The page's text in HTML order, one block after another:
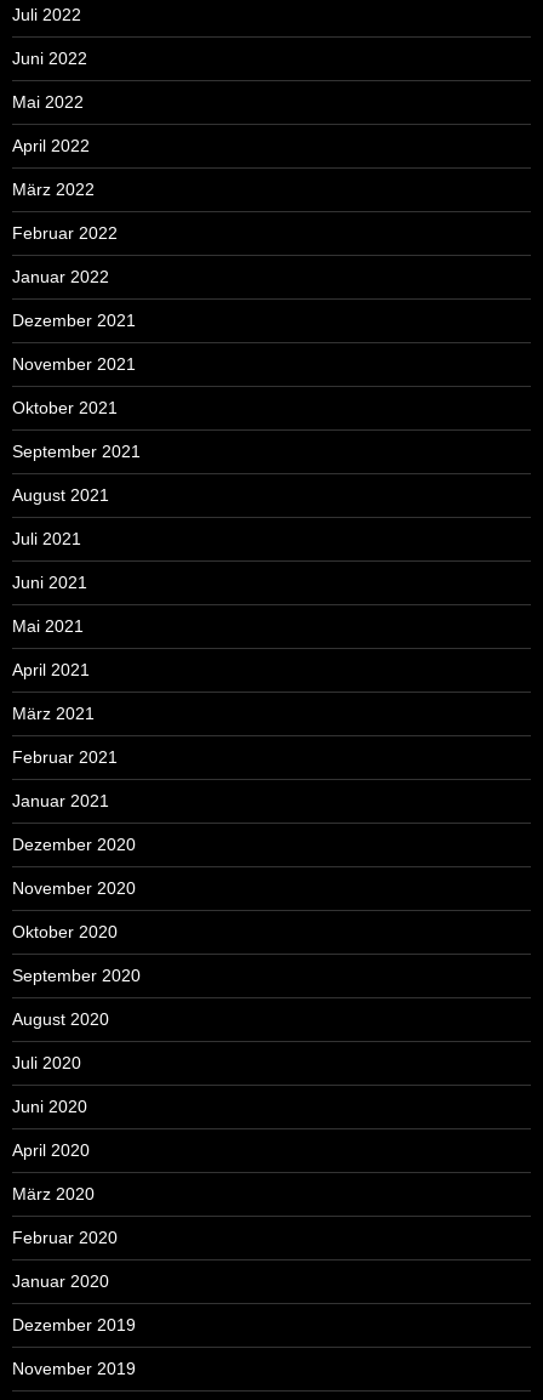
Juli 2022
Juni 2022
Mai 2022
April 2022
März 2022
Februar 2022
Januar 2022
Dezember 2021
November 2021
Oktober 2021
September 2021
August 2021
Juli 2021
Juni 2021
Mai 2021
April 2021
März 2021
Februar 2021
Januar 2021
Dezember 2020
November 2020
Oktober 2020
September 2020
August 2020
Juli 2020
Juni 2020
April 2020
März 2020
Februar 2020
Januar 2020
Dezember 2019
November 2019